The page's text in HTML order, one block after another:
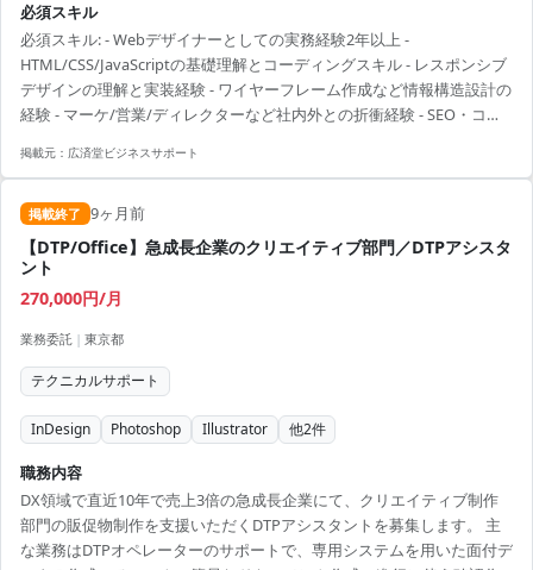
必須スキル
必須スキル: - Webデザイナーとしての実務経験2年以上 -
HTML/CSS/JavaScriptの基礎理解とコーディングスキル - レスポンシブ
デザインの理解と実装経験 - ワイヤーフレーム作成など情報構造設計の
経験 - マーケ/営業/ディレクターなど社内外との折衝経験 - SEO・コン
掲載元： 広済堂ビジネスサポート
掲載終了 9ヶ月前
【DTP/Office】急成長企業のクリエイティブ部門／DTPアシスタ
ント
270,000円/月
業務委託 | 東京都
テクニカルサポート
InDesign Photoshop Illustrator 他2件
職務内容
DX領域で直近10年で売上3倍の急成長企業にて、クリエイティブ制作
部門の販促物制作を支援いただくDTPアシスタントを募集します。 主
な業務はDTPオペレーターのサポートで、専用システムを用いた面付デ